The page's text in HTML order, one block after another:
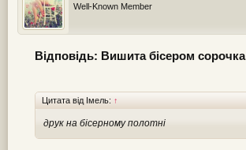
Well-Known Member
Відповідь: Вишита бісером сорочка
Цитата від Імель: ↑
друк на бісерному полотні